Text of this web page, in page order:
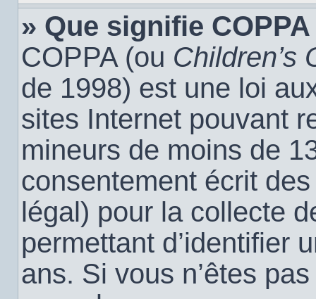
» Que signifie
COPPA (ou Children’s
de 1998) est une loi
sites Internet pouvant
mineurs de moins de
consentement écrit
légal) pour la collecte
permettant d’identifier
ans. Si vous n’êtes